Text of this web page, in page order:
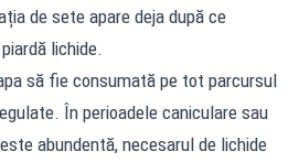
de sete apare deja după ce
lichide.
să fie consumată pe tot parcursul
În perioadele caniculare sau
abundentă, necesarul de lichide